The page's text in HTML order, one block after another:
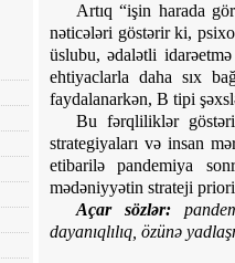
Artıq “işin harada
nəticələri göstərir ki,
üslubu, ədalətli
ehtiyaclarla daha sıx
faydalanarkən, B tipi
Bu fərqliliklər
strategiyaları və insan
etibarilə pandemiya
mədəniyyətin strateji
Açar sözlər:
dayanıqlılıq, özünə